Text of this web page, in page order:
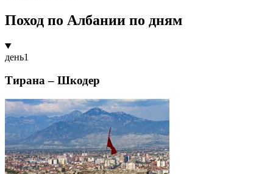
Поход по Албании по дням
день1
Тирана – Шкодер